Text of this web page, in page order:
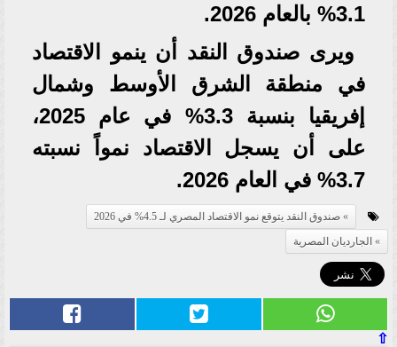
3.1% بالعام 2026.
ويرى صندوق النقد أن ينمو الاقتصاد
في منطقة الشرق الأوسط وشمال
إفريقيا بنسبة 3.3% في عام 2025،
على أن يسجل الاقتصاد نمواً نسبته
3.7% في العام 2026.
صندوق النقد يتوقع نمو الاقتصاد المصري لـ 4.5% في 2026
الجارديان المصرية
⇧